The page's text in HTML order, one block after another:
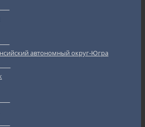
автономный округ-Югра